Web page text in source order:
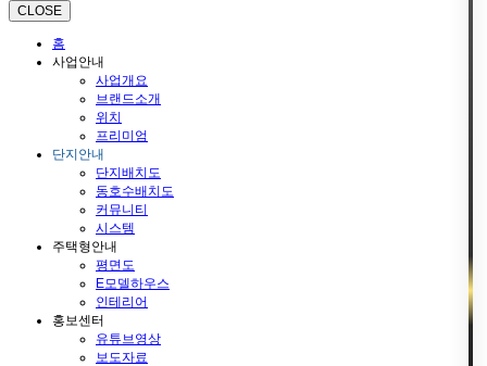
CLOSE
홈
사업안내
사업개요
브랜드소개
위치
프리미엄
단지안내
단지배치도
동호수배치도
커뮤니티
시스템
주택형안내
평면도
E모델하우스
인테리어
홍보센터
유튜브영상
보도자료